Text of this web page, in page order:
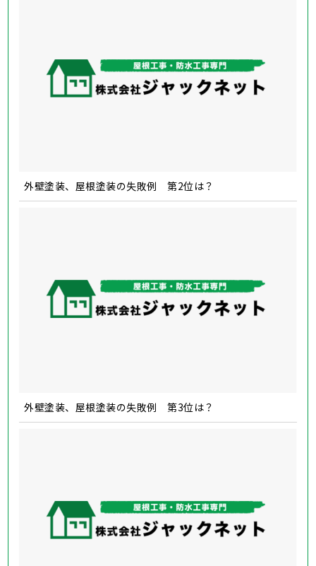
外壁塗装、屋根塗装の失敗例 第2位は？
外壁塗装、屋根塗装の失敗例 第3位は？